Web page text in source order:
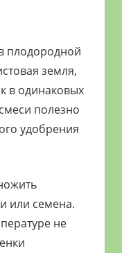
плодородной
земля,
в одинаковых
полезно
удобрения
или семена.
не